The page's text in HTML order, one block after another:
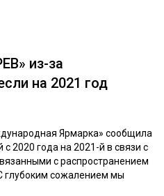
из-за
на 2021 год
Ярмарка» сообщила
2020 года на 2021-й в связи с
с распространением
глубоким сожалением мы